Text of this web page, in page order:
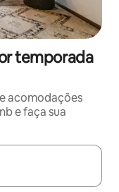
temporada
acomodações
e faça sua
explore-os